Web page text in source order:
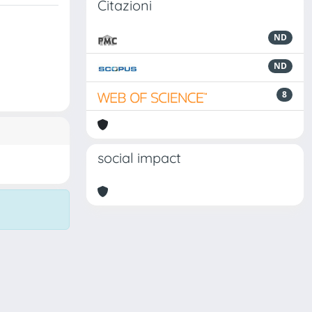
Citazioni
ND
ND
8
social impact